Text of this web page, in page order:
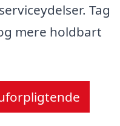
Tag
mere holdbart